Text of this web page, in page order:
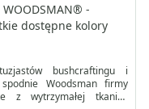
-
dostępne kolory
bushcraftingu i
Woodsman firmy
z wytrzymałej tkaniny